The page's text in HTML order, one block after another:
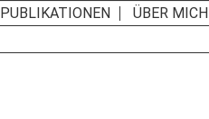
PUBLIKATIONEN ÜBER MICH